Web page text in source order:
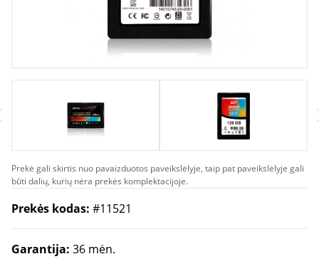
Prekė gali skirtis nuo pavaizduotos paveikslėlyje, taip pat paveikslėlyje gali
būti dalių, kurių nėra prekės komplektacijoje.
Prekės kodas: #11521
Garantija: 36 mėn.